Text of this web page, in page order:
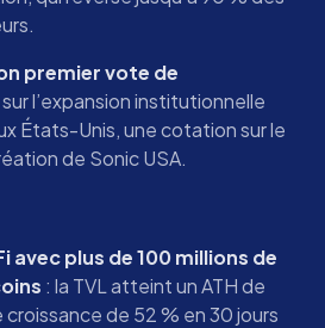
premier vote de
sur l’expansion institutionnelle
États-Unis, une cotation sur le
de Sonic USA.
avec plus de 100 millions de
: la TVL atteint un ATH de
croissance de 52 % en 30 jours